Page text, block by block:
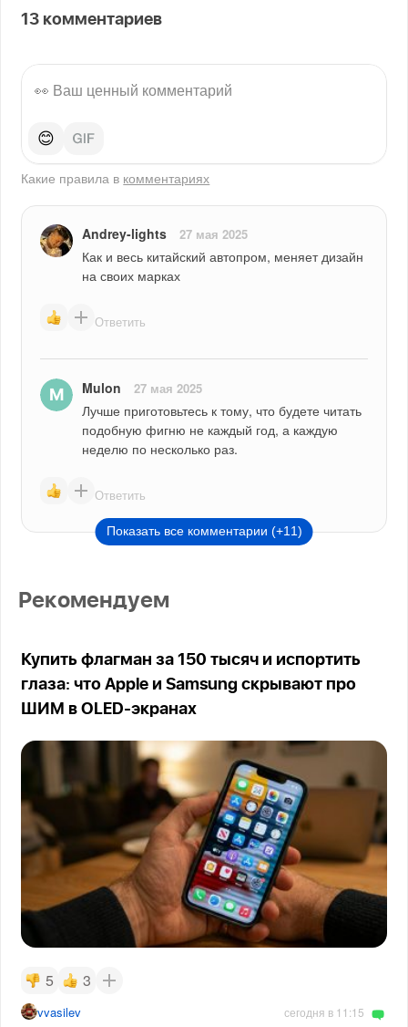
13 комментариев
😊
Какие правила в комментариях
Andrey-lights 27 мая 2025
Как и весь китайский автопром, меняет дизайн
на своих марках
Ответить
Mulon 27 мая 2025
Лучше приготовьтесь к тому, что будете читать
подобную фигню не каждый год, а каждую
неделю по несколько раз.
Ответить
Показать все комментарии (+11)
Рекомендуем
Купить флагман за 150 тысяч и испортить
глаза: что Apple и Samsung скрывают про
ШИМ в OLED-экранах
5 3
vvasilev сегодня в 11:15